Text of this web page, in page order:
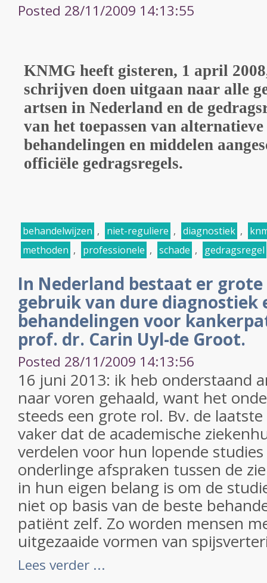
Posted 28/11/2009 14:13:55
KNMG heeft gisteren, 1 april
schrijven doen uitgaan naar alle
artsen in Nederland en de
van het toepassen van
behandelingen en middelen
officiële gedragsregels.
behandelwijzen , niet-reguliere , diagnostiek ,
methoden , professionele , schade , gedragsregel
In Nederland bestaat er
gebruik van dure diagnostiek
behandelingen voor
prof. dr. Carin Uyl-de Groot.
Posted 28/11/2009 14:13:56
16 juni 2013: ik heb onderstaand
naar voren gehaald, want het
steeds een grote rol. Bv. de
vaker dat de academische
verdelen voor hun lopende
onderlinge afspraken tussen de
in hun eigen belang is om de
niet op basis van de beste
patiënt zelf. Zo worden mensen
uitgezaaide vormen van
Lees verder ...